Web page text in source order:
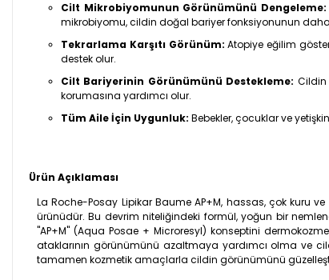
Cilt Mikrobiyomunun Görünümünü Dengeleme:
mikrobiyomu, cildin doğal bariyer fonksiyonunun
Tekrarlama Karşıtı Görünüm: Atopiye eğilim
destek olur.
Cilt Bariyerinin Görünümünü Destekleme: Cildin
korumasına yardımcı olur.
Tüm Aile İçin Uygunluk: Bebekler, çocuklar ve
Ürün Açıklaması
La Roche-Posay Lipikar Baume AP+M, hassas, çok kuru
ürünüdür. Bu devrim niteliğindeki formül, yoğun bir
"AP+M" (Aqua Posae + Microresyl) konseptini
ataklarının görünümünü azaltmaya yardımcı olma ve
tamamen kozmetik amaçlarla cildin görünümünü